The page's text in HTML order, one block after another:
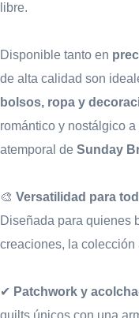
libre.
Disponible tanto en
de alta calidad son
bolsos, ropa y
romántico y nostálgico
atemporal de Sunday
🎨 Versatilidad para
Diseñada para quienes
creaciones, la colección
✔ Patchwork y